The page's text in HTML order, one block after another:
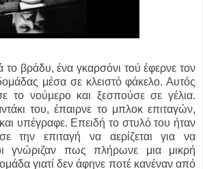
βράδυ, ένα γκαρσόνι τού έφερνε τον
μέσα σε κλειστό φάκελο. Αυτός
το νούμερο και ξεσπούσε σε γέλια.
του, έπαιρνε το μπλοκ επιταγών,
υπέγραφε. Επειδή το στυλό του ήταν
την επιταγή να αερίζεται για να
γνώριζαν πως πλήρωνε μια μικρή
γιατί δεν άφηνε ποτέ κανέναν από